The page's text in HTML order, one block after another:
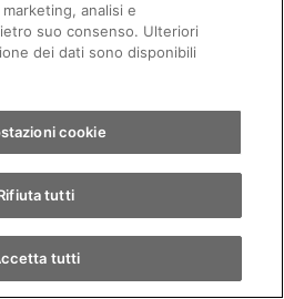
di AMAG
Giro di prova
Trova un'auto
analisi e
suo consenso. Ulteriori
dei dati sono disponibili
cookie
tutti
tutti